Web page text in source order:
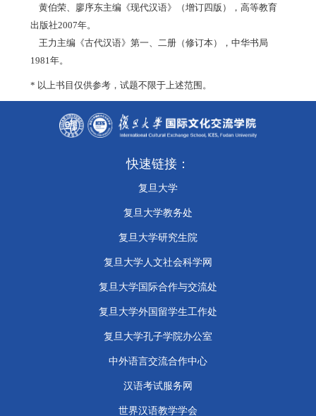
黄伯荣、廖序东主编《现代汉语》（增订四版），高等教育
出版社2007年。
王力主编《古代汉语》第一、二册（修订本），中华书局
1981年。
* 以上书目仅供参考，试题不限于上述范围。
快速链接：
复旦大学
复旦大学教务处
复旦大学研究生院
复旦大学人文社会科学网
复旦大学国际合作与交流处
复旦大学外国留学生工作处
​复旦大学孔子学院办公室
中外语言交流合作中心
汉语考试服务网
世界汉语教学学会